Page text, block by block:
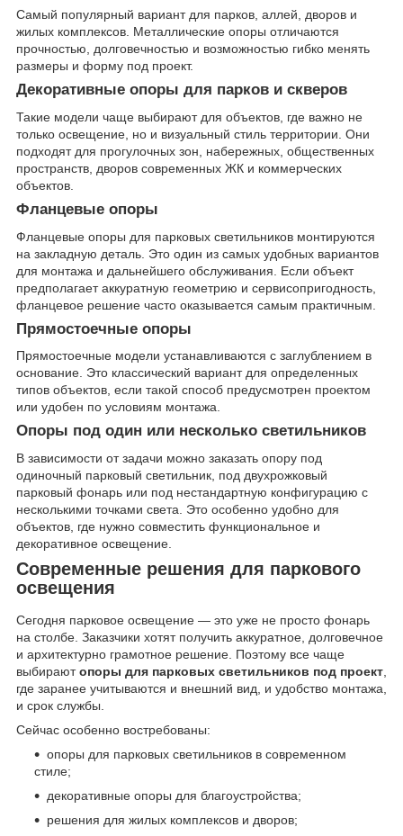
Самый популярный вариант для парков, аллей, дворов и
жилых комплексов. Металлические опоры отличаются
прочностью, долговечностью и возможностью гибко менять
размеры и форму под проект.
Декоративные опоры для парков и скверов
Такие модели чаще выбирают для объектов, где важно не
только освещение, но и визуальный стиль территории. Они
подходят для прогулочных зон, набережных, общественных
пространств, дворов современных ЖК и коммерческих
объектов.
Фланцевые опоры
Фланцевые опоры для парковых светильников монтируются
на закладную деталь. Это один из самых удобных вариантов
для монтажа и дальнейшего обслуживания. Если объект
предполагает аккуратную геометрию и сервисопригодность,
фланцевое решение часто оказывается самым практичным.
Прямостоечные опоры
Прямостоечные модели устанавливаются с заглублением в
основание. Это классический вариант для определенных
типов объектов, если такой способ предусмотрен проектом
или удобен по условиям монтажа.
Опоры под один или несколько светильников
В зависимости от задачи можно заказать опору под
одиночный парковый светильник, под двухрожковый
парковый фонарь или под нестандартную конфигурацию с
несколькими точками света. Это особенно удобно для
объектов, где нужно совместить функциональное и
декоративное освещение.
Современные решения для паркового
освещения
Сегодня парковое освещение — это уже не просто фонарь
на столбе. Заказчики хотят получить аккуратное, долговечное
и архитектурно грамотное решение. Поэтому все чаще
выбираютопоры для парковых светильников под проект
где заранее учитываются и внешний вид, и удобство монтажа,
и срок службы.
Сейчас особенно востребованы:
опоры для парковых светильников в современном
стиле;
декоративные опоры для благоустройства;
решения для жилых комплексов и дворов;